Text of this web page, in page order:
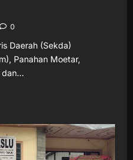
0
Daerah (Sekda)
Panahan Moetar,